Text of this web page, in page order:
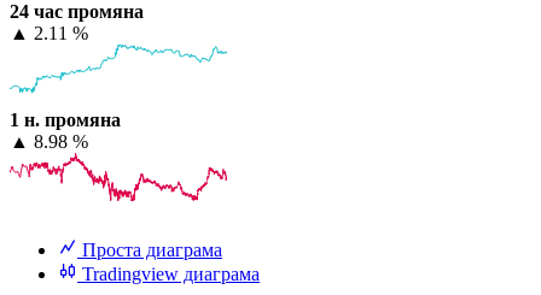
24 час промяна
▲ 2.11 %
1 н. промяна
▲ 8.98 %
Проста диаграма
Tradingview диаграма